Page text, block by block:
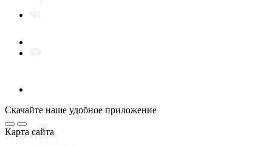
Скачайте наше удобное приложение
Карта сайта